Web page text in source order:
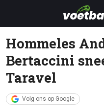
Hommeles
Bertaccini
Taravel
Volg ons op Google